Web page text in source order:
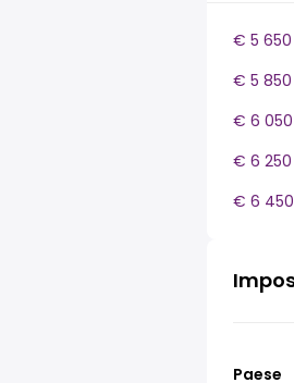
€ 5 650
€ 5 850
€ 6 050
€ 6 250
€ 6 450
Paese